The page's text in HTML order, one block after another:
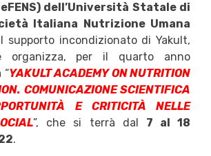
dell’Università Statale di
Italiana Nutrizione Umana
supporto incondizionato di Yakult,
organizza, per il quarto anno
“YAKULT ACADEMY ON NUTRITION
COMUNICAZIONE SCIENTIFICA
E CRITICITÀ NELLE
”, che si terrà dal 7 al 18
.